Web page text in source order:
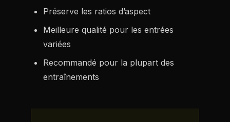
Préserve les ratios d’aspect
Meilleure qualité pour les entrées
variées
Recommandé pour la plupart des
entraînements